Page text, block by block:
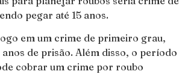
pegar até 15 anos.
em um crime de primeiro grau,
de prisão. Além disso, o período
cobrar um crime por roubo